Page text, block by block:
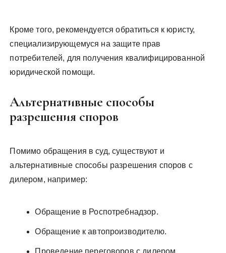
Кроме того, рекомендуется обратиться к юристу,
специализирующемуся на защите прав
потребителей, для получения квалифицированной
юридической помощи.
Альтернативные способы
разрешения споров
Помимо обращения в суд, существуют и
альтернативные способы разрешения споров с
дилером, например:
Обращение в Роспотребнадзор.
Обращение к автопроизводителю.
Проведение переговоров с дилером.